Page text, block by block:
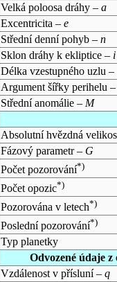
Velká poloosa dráhy – a
Excentricita – e
Střední denní pohyb – n
Sklon dráhy k ekliptice – i
Délka vzestupného uzlu –
Argument šířky perihelu
Střední anomálie – M
Absolutní hvězdná
Fázový parametr – G
Počet pozorování*)
Počet opozic*)
Pozorována v letech*)
Poslední pozorování*)
Typ planetky
Odvozené údaje
Vzdálenost v přísluní – q